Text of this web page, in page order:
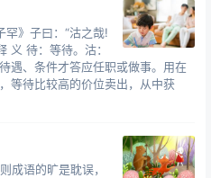
罕》子曰：“沽之哉!
义 待：等待。沽：
遇、条件才答应任职或做事。用在
等待比较高的价位卖出，从中获
成语的旷是耽误，